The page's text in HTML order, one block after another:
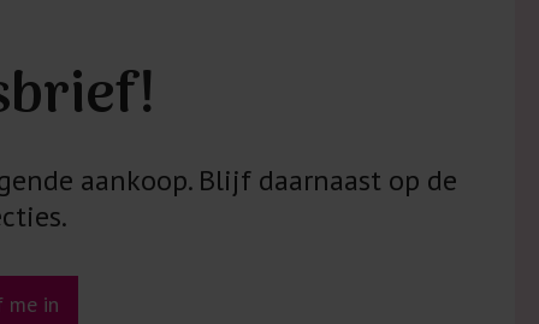
aankoop. Blijf daarnaast op de
me in